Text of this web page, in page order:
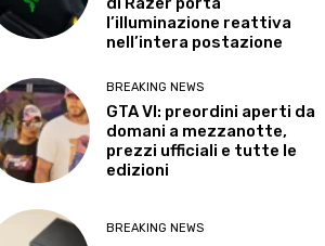
l’illuminazione reattiva
nell’intera postazione
BREAKING NEWS
GTA VI: preordini aperti da
domani a mezzanotte,
prezzi ufficiali e tutte le
edizioni
BREAKING NEWS